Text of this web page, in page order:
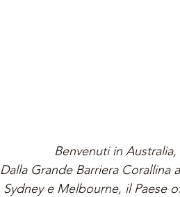
Benvenuti in
Dalla Grande Barriera
Sydney e Melbourne, il Paese